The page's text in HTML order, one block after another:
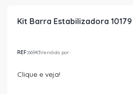
Kit Barra Estabilizadora
REF:66943Vendido por:
Clique e veja!